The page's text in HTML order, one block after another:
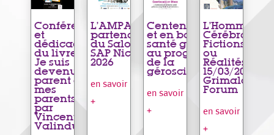
Conférence
et
dédicace
du livre «
Je suis
devenu le
parent de
mes
parents »
par
Vincent
Valinducq
L’AMPA
partenaire
du Salon
SAP Nice
2026
en savoir
+
Centenaire
et en bonne
santé grâce
au progrès
de la
géroscience
en savoir
+
L’Homme
Cérébral,
Fictions
ou
Réalités –
15/03/2023,
Grimaldi
Forum
en savoir
+